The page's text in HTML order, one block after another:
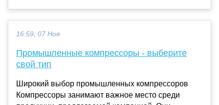
16:59, 07 Ноя
Промышленные компрессоры - выберите
свой тип
Широкий выбор промышленных компрессоров
Компрессоры занимают важное место среди